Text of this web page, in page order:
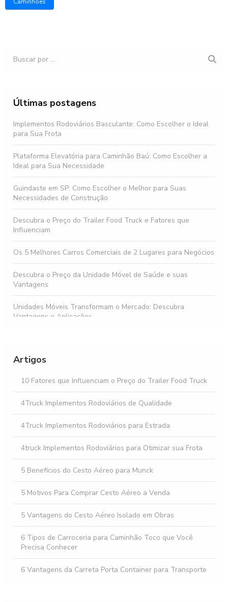
Últimas postagens
Implementos Rodoviários Basculante: Como Escolher o Ideal
para Sua Frota
Plataforma Elevatória para Caminhão Baú: Como Escolher a
Ideal para Sua Necessidade
Guindaste em SP: Como Escolher o Melhor para Suas
Necessidades de Construção
Descubra o Preço do Trailer Food Truck e Fatores que
Influenciam
Os 5 Melhores Carros Comerciais de 2 Lugares para Negócios
Descubra o Preço da Unidade Móvel de Saúde e suas
Vantagens
Unidades Móveis Transformam o Mercado: Descubra
Vantagens e Aplicações
para Seu Negócio
Como Facilitar o Aluguel de Implementos Rodoviários para
sua Empresa
Artigos
10 Fatores que Influenciam o Preço do Trailer Food Truck
4Truck Implementos Rodoviários de Qualidade
4Truck Implementos Rodoviários para Estrada
4truck Implementos Rodoviários para Otimizar sua Frota
5 Benefícios do Cesto Aéreo para Munck
5 Motivos Para Comprar Cesto Aéreo a Venda
5 Vantagens do Cesto Aéreo Isolado em Obras
6 Tipos de Carroceria para Caminhão Toco que Você
Precisa Conhecer
6 Vantagens da Carreta Porta Container para Transporte